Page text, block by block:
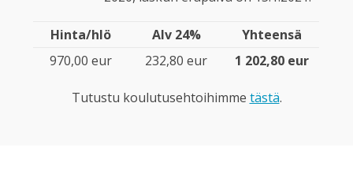
Hinta/hlö Alv 24%
Yhteensä
970,00 eur
232,80 eur 1 202,80 eur
Tutustu koulutusehtoihimme tästä.